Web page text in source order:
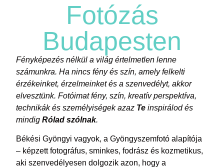
Fotózás
Budapesten
Fényképezés nélkül a világ értelmetlen lenne
számunkra. Ha nincs fény és szín, amely felkelti
érzékeinket, érzelmeinket és a szenvedélyt, akkor
elvesztünk. Fotóimat fény, szín, kreatív perspektíva,
technikák és személyiségek azaz Te inspirálod és
mindig Rólad szólnak.
Békési Gyöngyi vagyok, a Gyöngyszemfotó alapítója
– képzett fotográfus, sminkes, fodrász és kozmetikus,
aki szenvedélyesen dolgozik azon, hogy a